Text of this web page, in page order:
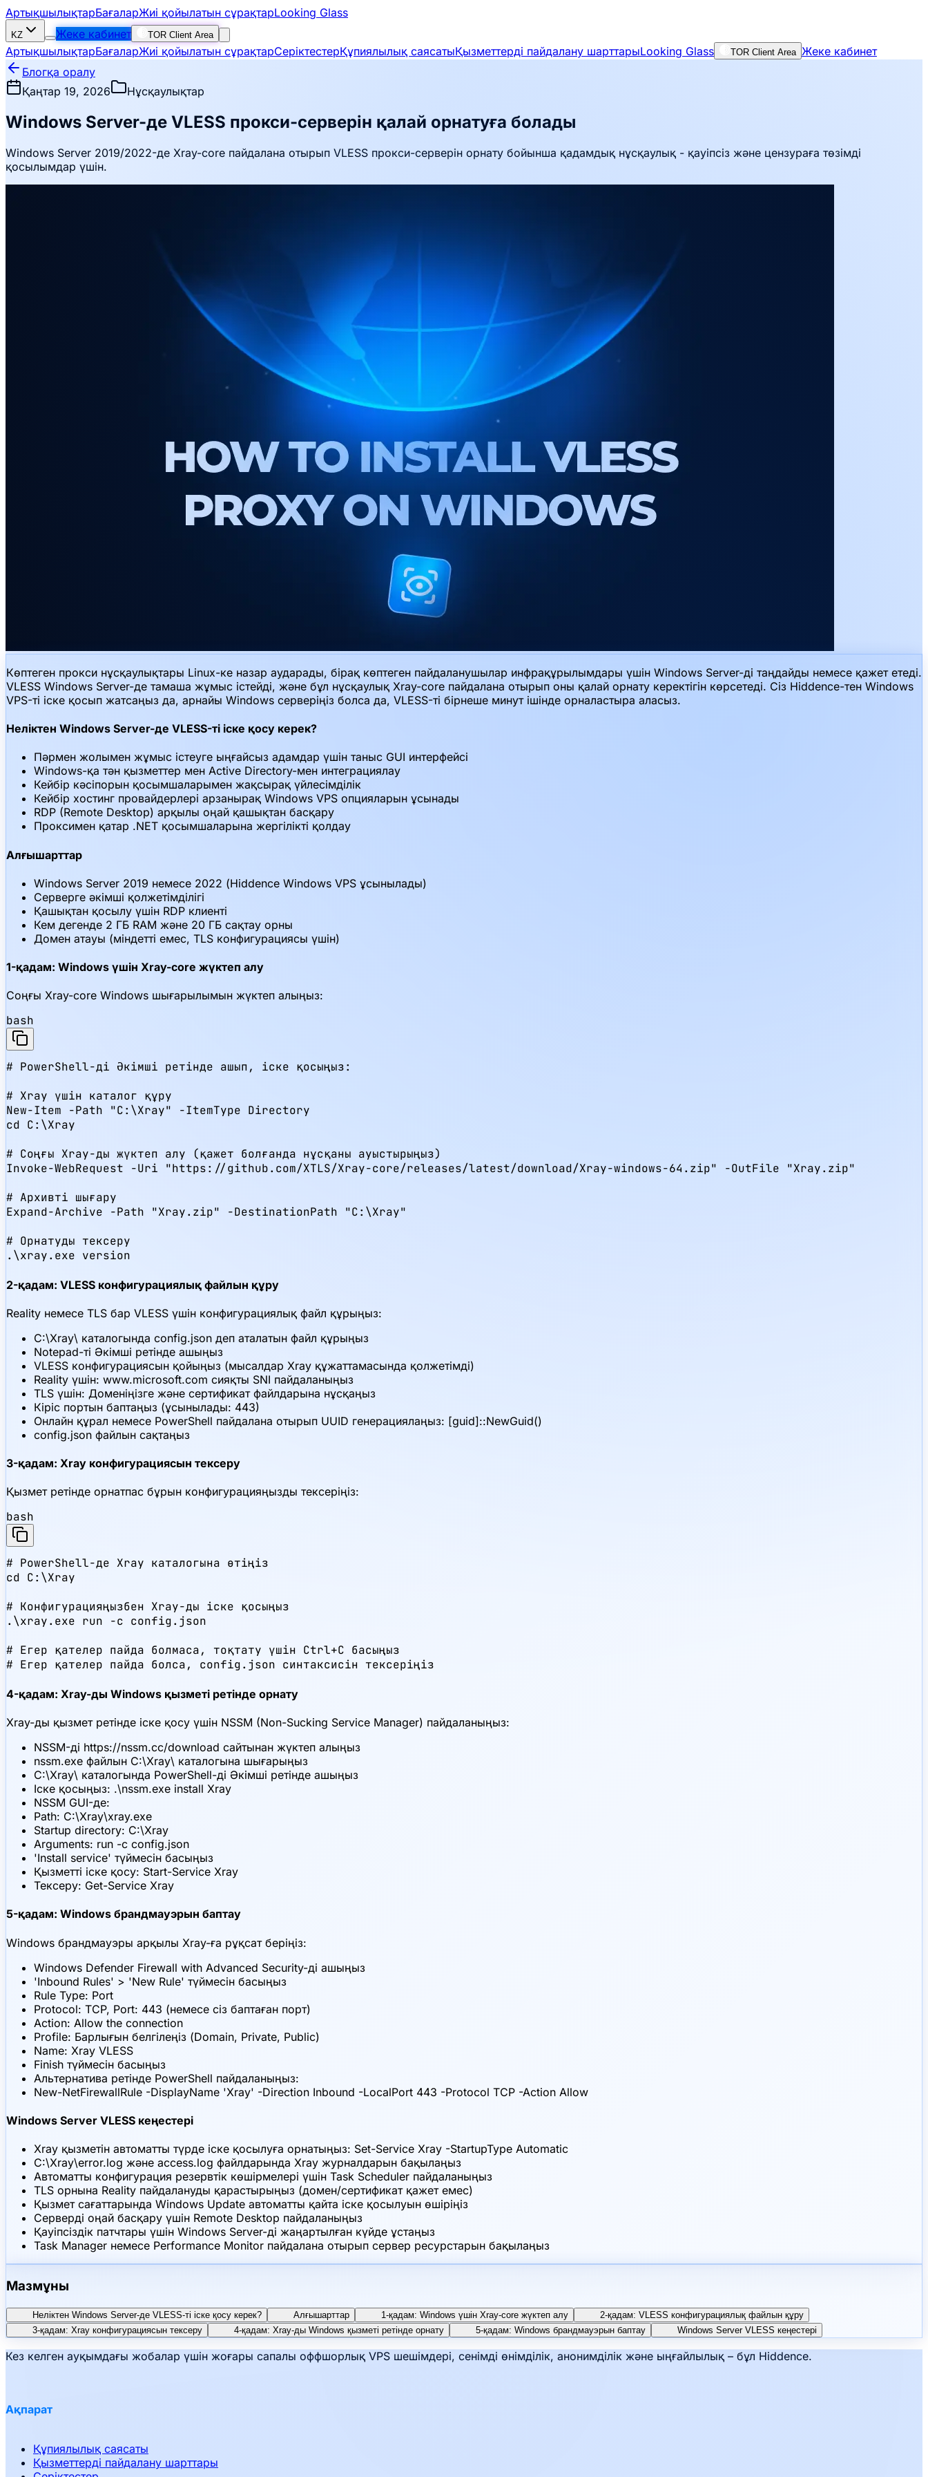
АртықшылықтарБағаларЖиі қойылатын сұрақтарLooking Glass
KZ Жеке кабинет TOR Client Area
АртықшылықтарБағаларЖиі қойылатын сұрақтарСеріктестерҚұпиялылық саясатыҚызметтерді пайдалану шарттарыLooking Glass TOR Client Area Жеке кабинет
Блогқа оралу
Қаңтар 19, 2026
Нұсқаулықтар
Windows Server-де VLESS прокси-серверін қалай орнатуға болады
Windows Server 2019/2022-де Xray-core пайдалана отырып VLESS прокси-серверін орнату бойынша қадамдық нұсқаулық - қауіпсіз және цензураға төзімді
қосылымдар үшін.
Көптеген прокси нұсқаулықтары Linux-ке назар аударады, бірақ көптеген пайдаланушылар инфрақұрылымдары үшін Windows Server-ді таңдайды немесе қажет етеді.
VLESS Windows Server-де тамаша жұмыс істейді, және бұл нұсқаулық Xray-core пайдалана отырып оны қалай орнату керектігін көрсетеді. Сіз Hiddence-тен Windows
VPS-ті іске қосып жатсаңыз да, арнайы Windows серверіңіз болса да, VLESS-ті бірнеше минут ішінде орналастыра аласыз.
Неліктен Windows Server-де VLESS-ті іске қосу керек?
Пәрмен жолымен жұмыс істеуге ыңғайсыз адамдар үшін таныс GUI интерфейсі
Windows-қа тән қызметтер мен Active Directory-мен интеграциялау
Кейбір кәсіпорын қосымшаларымен жақсырақ үйлесімділік
Кейбір хостинг провайдерлері арзанырақ Windows VPS опцияларын ұсынады
RDP (Remote Desktop) арқылы оңай қашықтан басқару
Проксимен қатар .NET қосымшаларына жергілікті қолдау
Алғышарттар
Windows Server 2019 немесе 2022 (Hiddence Windows VPS ұсынылады)
Серверге әкімші қолжетімділігі
Қашықтан қосылу үшін RDP клиенті
Кем дегенде 2 ГБ RAM және 20 ГБ сақтау орны
Домен атауы (міндетті емес, TLS конфигурациясы үшін)
1-қадам: Windows үшін Xray-core жүктеп алу
Соңғы Xray-core Windows шығарылымын жүктеп алыңыз:
bash
# PowerShell-ді Әкімші ретінде ашып, іске қосыңыз:
# Xray үшін каталог құру
New-Item -Path "C:\Xray" -ItemType Directory
cd C:\Xray
# Соңғы Xray-ды жүктеп алу (қажет болғанда нұсқаны ауыстырыңыз)
Invoke-WebRequest -Uri "https://github.com/XTLS/Xray-core/releases/latest/download/Xray-windows-64.zip" -OutFile "Xray.zip"
# Архивті шығару
Expand-Archive -Path "Xray.zip" -DestinationPath "C:\Xray"
# Орнатуды тексеру
.\xray.exe version
2-қадам: VLESS конфигурациялық файлын құру
Reality немесе TLS бар VLESS үшін конфигурациялық файл құрыңыз:
C:\Xray\ каталогында config.json деп аталатын файл құрыңыз
Notepad-ті Әкімші ретінде ашыңыз
VLESS конфигурациясын қойыңыз (мысалдар Xray құжаттамасында қолжетімді)
Reality үшін: www.microsoft.com сияқты SNI пайдаланыңыз
TLS үшін: Доменіңізге және сертификат файлдарына нұсқаңыз
Кіріс портын баптаңыз (ұсынылады: 443)
Онлайн құрал немесе PowerShell пайдалана отырып UUID генерациялаңыз: [guid]::NewGuid()
config.json файлын сақтаңыз
3-қадам: Xray конфигурациясын тексеру
Қызмет ретінде орнатпас бұрын конфигурацияңызды тексеріңіз:
bash
# PowerShell-де Xray каталогына өтіңіз
cd C:\Xray
# Конфигурацияңызбен Xray-ды іске қосыңыз
.\xray.exe run -c config.json
# Егер қателер пайда болмаса, тоқтату үшін Ctrl+C басыңыз
# Егер қателер пайда болса, config.json синтаксисін тексеріңіз
4-қадам: Xray-ды Windows қызметі ретінде орнату
Xray-ды қызмет ретінде іске қосу үшін NSSM (Non-Sucking Service Manager) пайдаланыңыз:
NSSM-ді https://nssm.cc/download сайтынан жүктеп алыңыз
nssm.exe файлын C:\Xray\ каталогына шығарыңыз
C:\Xray\ каталогында PowerShell-ді Әкімші ретінде ашыңыз
Іске қосыңыз: .\nssm.exe install Xray
NSSM GUI-де:
Path: C:\Xray\xray.exe
Startup directory: C:\Xray
Arguments: run -c config.json
'Install service' түймесін басыңыз
Қызметті іске қосу: Start-Service Xray
Тексеру: Get-Service Xray
5-қадам: Windows брандмауэрын баптау
Windows брандмауэры арқылы Xray-ға рұқсат беріңіз:
Windows Defender Firewall with Advanced Security-ді ашыңыз
'Inbound Rules' > 'New Rule' түймесін басыңыз
Rule Type: Port
Protocol: TCP, Port: 443 (немесе сіз баптаған порт)
Action: Allow the connection
Profile: Барлығын белгілеңіз (Domain, Private, Public)
Name: Xray VLESS
Finish түймесін басыңыз
Альтернатива ретінде PowerShell пайдаланыңыз:
New-NetFirewallRule -DisplayName 'Xray' -Direction Inbound -LocalPort 443 -Protocol TCP -Action Allow
Windows Server VLESS кеңестері
Xray қызметін автоматты түрде іске қосылуға орнатыңыз: Set-Service Xray -StartupType Automatic
C:\Xray\error.log және access.log файлдарында Xray журналдарын бақылаңыз
Автоматты конфигурация резервтік көшірмелері үшін Task Scheduler пайдаланыңыз
TLS орнына Reality пайдалануды қарастырыңыз (домен/сертификат қажет емес)
Қызмет сағаттарында Windows Update автоматты қайта іске қосылуын өшіріңіз
Серверді оңай басқару үшін Remote Desktop пайдаланыңыз
Қауіпсіздік патчтары үшін Windows Server-ді жаңартылған күйде ұстаңыз
Task Manager немесе Performance Monitor пайдалана отырып сервер ресурстарын бақылаңыз
Мазмұны
Неліктен Windows Server-де VLESS-ті іске қосу керек? Алғышарттар 1-қадам: Windows үшін Xray-core жүктеп алу
2-қадам: VLESS конфигурациялық файлын құру
3-қадам: Xray конфигурациясын тексеру
4-қадам: Xray-ды Windows қызметі ретінде орнату 5-қадам: Windows брандмауэрын баптау Windows Server VLESS кеңестері
Кез келген ауқымдағы жобалар үшін жоғары сапалы оффшорлық VPS шешімдері, сенімді өнімділік, анонимділік және ыңғайлылық – бұл Hiddence.
Ақпарат
Құпиялылық саясаты
Қызметтерді пайдалану шарттары